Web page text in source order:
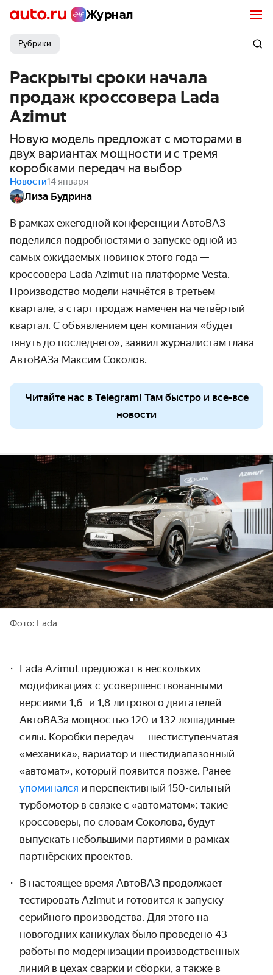
Журнал
Рубрики
Раскрыты сроки начала
продаж кроссовера Lada
Azimut
Новую модель предложат с моторами в
двух вариантах мощности и с тремя
коробками передач на выбор
Новости14 января
Лиза Будрина
В рамках ежегодной конференции АвтоВАЗ
поделился подробностями о запуске одной из
самых ожидаемых новинок этого года —
кроссовера Lada Azimut на платформе Vesta.
Производство модели начнётся в третьем
квартале, а старт продаж намечен на четвёртый
квартал. С объявлением цен компания «будет
тянуть до последнего», заявил журналистам глава
АвтоВАЗа Максим Соколов.
Читайте нас в Telegram! Там быстро и все-все
новости
Фото: Lada
Lada Azimut предложат в нескольких
модификациях с усовершенствованными
версиями 1,6- и 1,8-литрового двигателей
АвтоВАЗа мощностью 120 и 132 лошадиные
силы. Коробки передач — шестиступенчатая
«механика», вариатор и шестидиапазонный
«автомат», который появится позже. Ранее
упоминался и перспективный 150-сильный
турбомотор в связке с «автоматом»: такие
кроссоверы, по словам Соколова, будут
выпускать небольшими партиями в рамках
партнёрских проектов.
В настоящее время АвтоВАЗ продолжает
тестировать Azimut и готовится к запуску
серийного производства. Для этого на
новогодних каникулах было проведено 43
работы по модернизации производственных
линий в цехах сварки и сборки, а также в